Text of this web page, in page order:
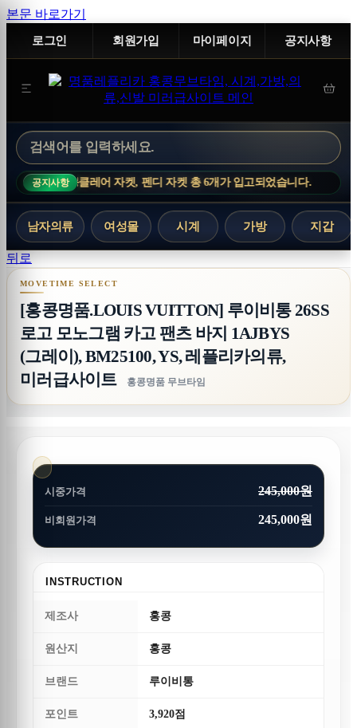
본문 바로가기
로그인 회원가입 마이페이지 공지사항
공지사항
, 몽클레어 자켓, 펜디 자켓 총 6개가 입고되었습니다. 신상 업데
남자의류 여성몰 시계 가방 지갑
[홍콩명품.LOUIS VUITTON] 루이비통 26SS 로
뒤로
[홍콩명품.LOUIS VUITTON] 루이비통 26SS
로고 모노그램 카고 팬츠 바지 1AJBYS
(그레이), BM25100, YS, 레플리카의류,
미러급사이트
홍콩명품 무브타임
시중가격 245,000원
비회원가격 245,000원
INSTRUCTION
제조사 홍콩
원산지 홍콩
브랜드 루이비통
포인트 3,920점